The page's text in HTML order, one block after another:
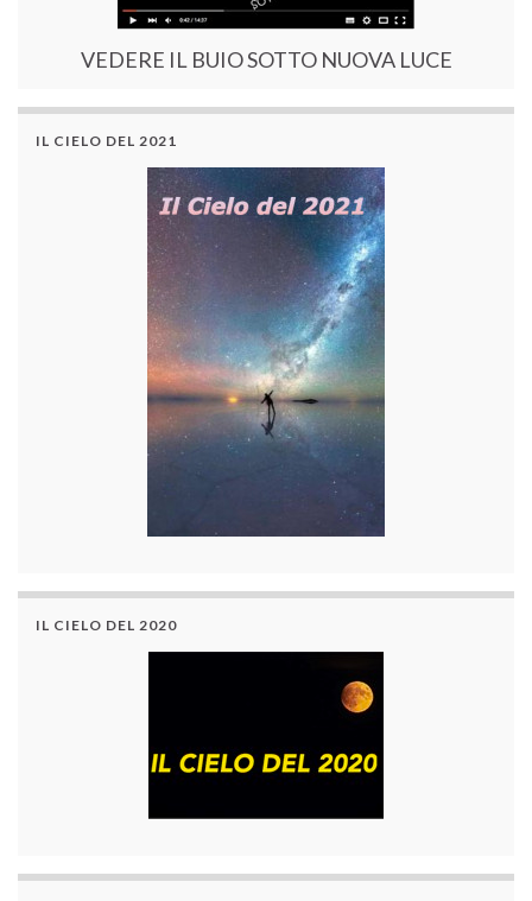
VEDERE IL BUIO SOTTO NUOVA LUCE
IL CIELO DEL 2021
IL CIELO DEL 2020